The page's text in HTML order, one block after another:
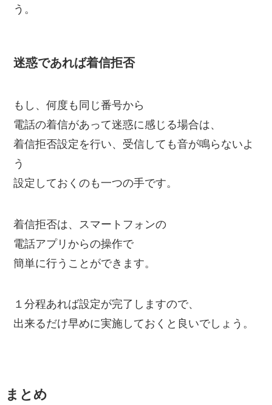
う。
迷惑であれば着信拒否
もし、何度も同じ番号から
電話の着信があって迷惑に感じる場合は、
着信拒否設定を行い、受信しても音が鳴らないよ
う
設定しておくのも一つの手です。
着信拒否は、スマートフォンの
電話アプリからの操作で
簡単に行うことができます。
１分程あれば設定が完了しますので、
出来るだけ早めに実施しておくと良いでしょう。
まとめ